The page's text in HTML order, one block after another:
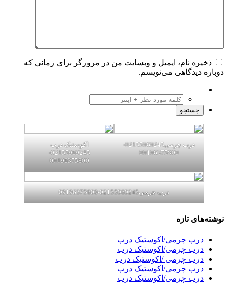
نام، ایمیل و وبسایت من در مرورگر برای زمانی که
دیدگاهی می‌نویسم.
درب چرمی02155969245-
09196375800
اکوستیک درب
02155969245-
09196375800
درب چرمی02155969245-09196375800
تازه
چرمی/اکوستیک درب
چرمی/اکوستیک درب
چرمی /اکوستیک درب
چرمی/اکوستیک درب
چرمی/اکوستیک درب